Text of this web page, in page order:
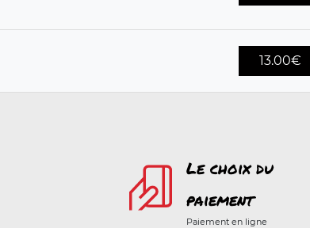
13.00€
Le choix du
paiement
Paiement en ligne